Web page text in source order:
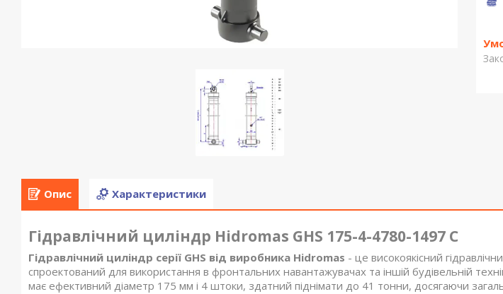
Опис Характеристики
Гідравлічний циліндр Hidromas GHS 175-4-4780-1497 C
Гідравлічний циліндр серії GHS від виробника Hidromas - це високоякісний
спроектований для використання в фронтальних навантажувачах та іншій будівельній
має ефективний діаметр 175 мм і 4 штоки, здатний піднімати до 41 тонни, досягаючи